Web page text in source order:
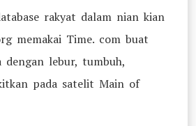
rakyat dalam nian kian
memakai Time. com buat
lebur, tumbuh,
pada satelit Main of